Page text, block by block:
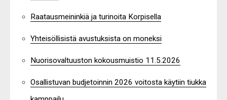
Raatausmeininkiä ja turinoita Korpisella
Yhteisöllisistä avustuksista on moneksi
Nuorisovaltuuston kokousmuistio 11.5.2026
Osallistuvan budjetoinnin 2026 voitosta käytiin tiukka